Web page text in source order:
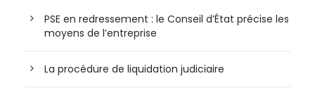
PSE en redressement : le Conseil d’État précise les
moyens de l’entreprise
La procédure de liquidation judiciaire